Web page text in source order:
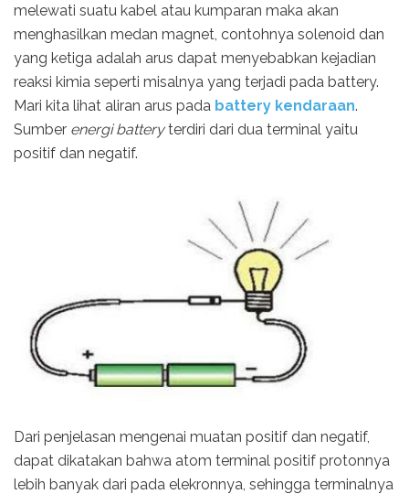
melewati suatu kabel atau kumparan maka akan
menghasilkan medan magnet, contohnya solenoid dan
yang ketiga adalah arus dapat menyebabkan kejadian
reaksi kimia seperti misalnya yang terjadi pada battery.
Mari kita lihat aliran arus pada battery kendaraan.
Sumber energi batteryterdiri dari dua terminal yaitu
positif dan negatif.
Dari penjelasan mengenai muatan positif dan negatif,
dapat dikatakan bahwa atom terminal positif protonnya
lebih banyak dari pada elekronnya, sehingga terminalnya